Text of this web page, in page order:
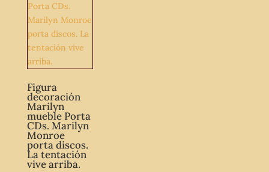
Figura
decoración
Marilyn
mueble Porta
CDs. Marilyn
Monroe
porta discos.
La tentación
vive arriba.